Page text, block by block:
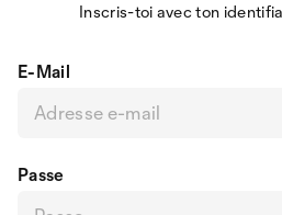
Inscris-toi avec ton
E-Mail
Passe